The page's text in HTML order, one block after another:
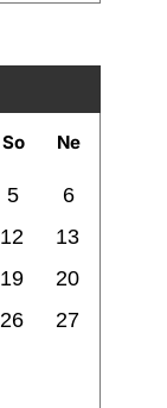
So Ne
5
6
12
13
19
20
26
27